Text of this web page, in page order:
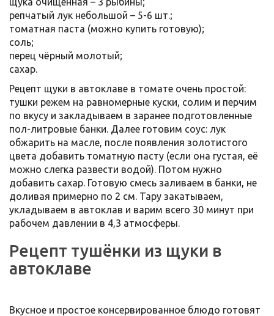
репчатый лук небольшой – 5-6 шт.;
томатная паста (можно купить готовую);
соль;
перец чёрный молотый;
сахар.
Рецепт щуки в автоклаве в томате очень простой:
тушки режем на равномерные куски, солим и перчим
по вкусу и закладываем в заранее подготовленные
пол-литровые банки. Далее готовим соус: лук
обжарить на масле, после появления золотистого
цвета добавить томатную пасту (если она густая, её
можно слегка развести водой). Потом нужно
добавить сахар. Готовую смесь заливаем в банки, не
доливая примерно по 2 см. Тару закатываем,
укладываем в автоклав и варим всего 30 минут при
рабочем давлении в 4,3 атмосферы.
Рецепт тушёнки из щуки в
автоклаве
Вкусное и простое консервированное блюдо готовят